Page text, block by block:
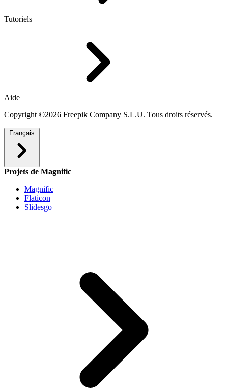
Tutoriels
Aide
Copyright ©2026 Freepik Company S.L.U. Tous droits réservés.
Français
Projets de Magnific
Magnific
Flaticon
Slidesgo